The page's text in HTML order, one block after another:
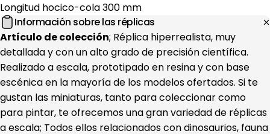
Longitud hocico-cola 300 mm
Información sobre las réplicas
Artículo de colección; Réplica hiperrealista, muy
detallada y con un alto grado de precisión científica.
Realizado a escala, prototipado en resina y con base
escénica en la mayoría de los modelos ofertados. Si te
gustan las miniaturas, tanto para coleccionar como
para pintar, te ofrecemos una gran variedad de réplicas
a escala; Todos ellos relacionados con dinosaurios, fauna